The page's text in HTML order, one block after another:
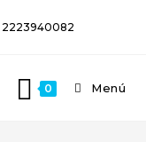
2223940082
0 Menú